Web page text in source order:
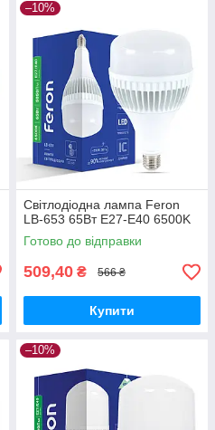
–10%
Світлодіодна лампа Feron
LB-653 65Вт Е27-E40 6500K
Готово до відправки
509,40 ₴ 566 ₴
Купити
–10%